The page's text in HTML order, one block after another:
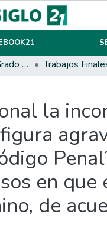
Trabajos Finales De Grado Y Posgrado Trabajos
la
en
de